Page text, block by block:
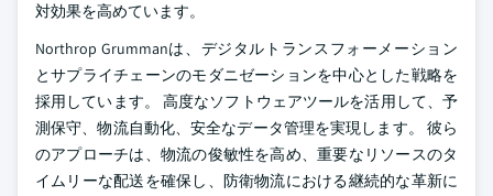
対効果を高めています。
Northrop Grummanは、デジタルトランスフォーメーション
とサプライチェーンのモダニゼーションを中心とした戦略を
採用しています。 高度なソフトウェアツールを活用して、予
測保守、物流自動化、安全なデータ管理を実現します。 彼ら
のアプローチは、物流の俊敏性を高め、重要なリソースのタ
イムリーな配送を確保し、防衛物流における継続的な革新に